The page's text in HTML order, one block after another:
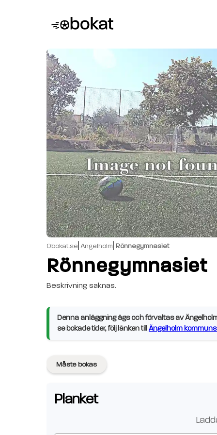
Obokat.se Ängelholm Rönnegymnasiet
Rönnegymnasiet
Beskrivning saknas.
Denna anläggning ägs och förvaltas av
se bokade tider, följ länken till Ängelholm
Måste bokas
Planket